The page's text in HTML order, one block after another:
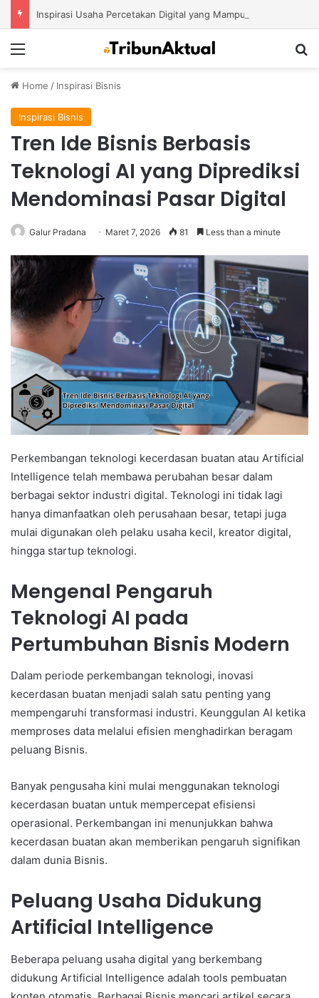
Home / Inspirasi Bisnis
Inspirasi Bisnis
Tren Ide Bisnis Berbasis
Teknologi AI yang Diprediksi
Mendominasi Pasar Digital
Galur Pradana Maret 7, 2026 81 Less than a minute
Perkembangan teknologi kecerdasan buatan atau Artificial
Intelligence telah membawa perubahan besar dalam
berbagai sektor industri digital. Teknologi ini tidak lagi
hanya dimanfaatkan oleh perusahaan besar, tetapi juga
mulai digunakan oleh pelaku usaha kecil, kreator digital,
hingga startup teknologi.
Mengenal Pengaruh
Teknologi AI pada
Pertumbuhan Bisnis Modern
Dalam periode perkembangan teknologi, inovasi
kecerdasan buatan menjadi salah satu penting yang
mempengaruhi transformasi industri. Keunggulan AI ketika
memproses data melalui efisien menghadirkan beragam
peluang Bisnis.
Banyak pengusaha kini mulai menggunakan teknologi
kecerdasan buatan untuk mempercepat efisiensi
operasional. Perkembangan ini menunjukkan bahwa
kecerdasan buatan akan memberikan pengaruh signifikan
dalam dunia Bisnis.
Peluang Usaha Didukung
Artificial Intelligence
Beberapa peluang usaha digital yang berkembang
didukung Artificial Intelligence adalah tools pembuatan